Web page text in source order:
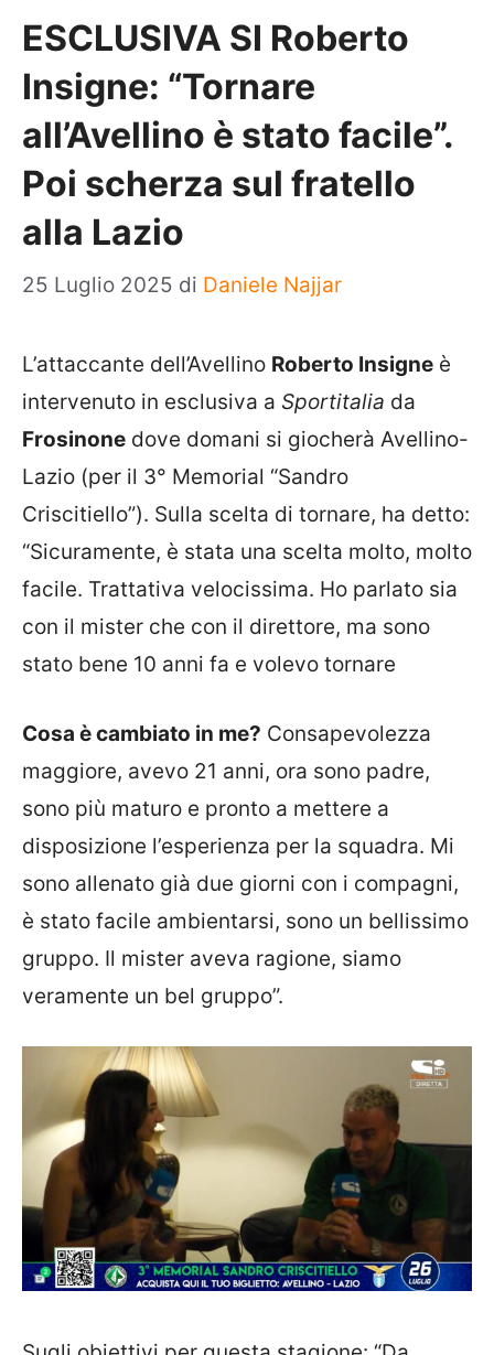
ESCLUSIVA SI Roberto
Insigne: “Tornare
all’Avellino è stato facile”.
Poi scherza sul fratello
alla Lazio
25 Luglio 2025 di Daniele Najjar
L’attaccante dell’Avellino Roberto Insigne è
intervenuto in esclusiva a Sportitalia da
Frosinone dove domani si giocherà Avellino-
Lazio (per il 3° Memorial “Sandro
Criscitiello”). Sulla scelta di tornare, ha detto:
“Sicuramente, è stata una scelta molto, molto
facile. Trattativa velocissima. Ho parlato sia
con il mister che con il direttore, ma sono
stato bene 10 anni fa e volevo tornare
Cosa è cambiato in me? Consapevolezza
maggiore, avevo 21 anni, ora sono padre,
sono più maturo e pronto a mettere a
disposizione l’esperienza per la squadra. Mi
sono allenato già due giorni con i compagni,
è stato facile ambientarsi, sono un bellissimo
gruppo. Il mister aveva ragione, siamo
veramente un bel gruppo”.